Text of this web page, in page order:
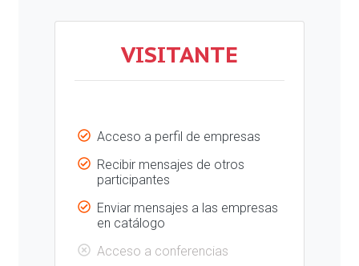
VISITANTE
Acceso a perfil de empresas
Recibir mensajes de otros
participantes
Enviar mensajes a las empresas
en catálogo
Acceso a conferencias